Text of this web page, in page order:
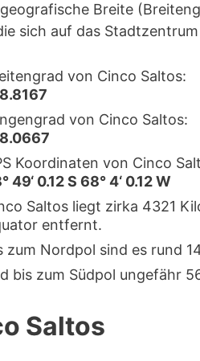
Breite
sich auf das
von Cinco Saltos:
von Cinco Saltos:
Koordinaten von Cinco
49‘ 0.12 S 68° 4‘ 0.12 W
Saltos liegt zirka 4321
entfernt.
zum Nordpol sind es rund
bis zum Südpol ungefähr
Saltos